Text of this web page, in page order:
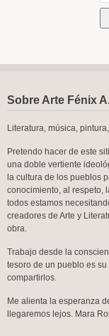
Sobre Arte Fénix
Literatura, música,
Pretendo hacer de este
una doble vertiente
la cultura de los pueblos
conocimiento, al respeto,
todos estamos
creadores de Arte y
obra.
Trabajo desde la
tesoro de un pueblo es
compartirlos.
Me alienta la esperanza
llegaremos lejos. Mara